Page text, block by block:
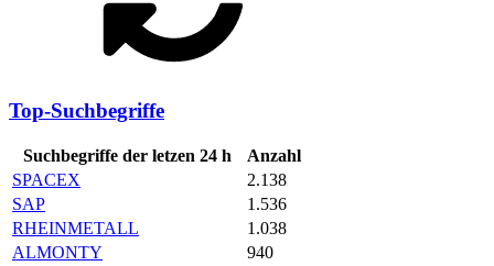
Top-Suchbegriffe
Suchbegriffe der letzen 24 h
Anzahl
SPACEX
2.138
SAP
1.536
RHEINMETALL
1.038
ALMONTY
940